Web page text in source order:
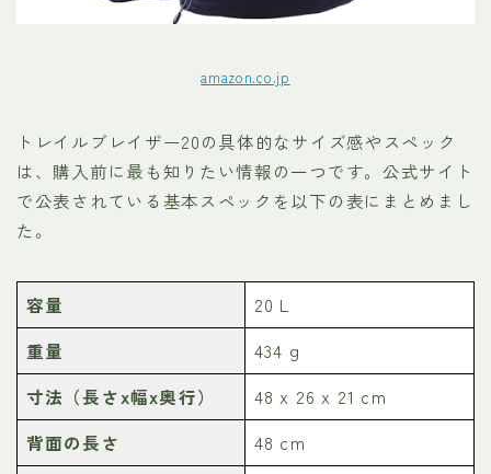
amazon.co.jp
トレイルブレイザー20の具体的なサイズ感やスペック
は、購入前に最も知りたい情報の一つです。公式サイト
で公表されている基本スペックを以下の表にまとめまし
た。
容量
20 L
重量
434 g
寸法（長さx幅x奥行）
48 x 26 x 21 cm
背面の長さ
48 cm